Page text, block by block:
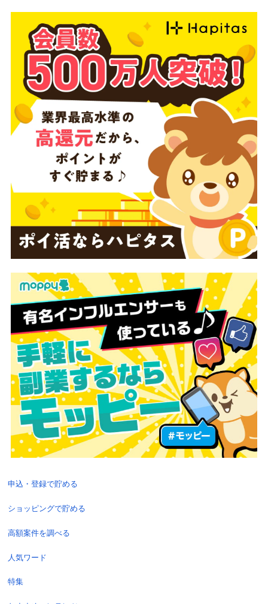
申込・登録で貯める
ショッピングで貯める
高額案件を調べる
人気ワード
特集